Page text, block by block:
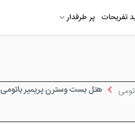
تفریحات پر طرفدار
هتل بست وسترن پریمیر باتومی